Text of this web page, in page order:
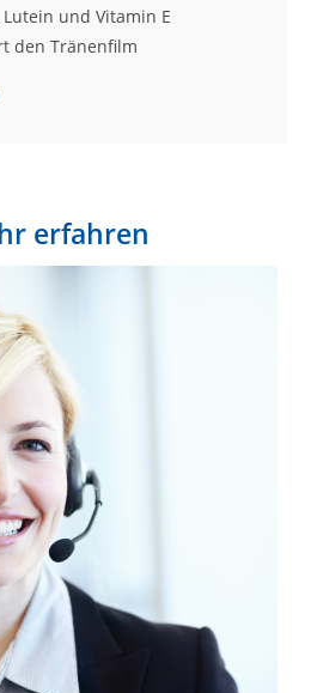
und Vitamin E
den Tränenfilm
erfahren